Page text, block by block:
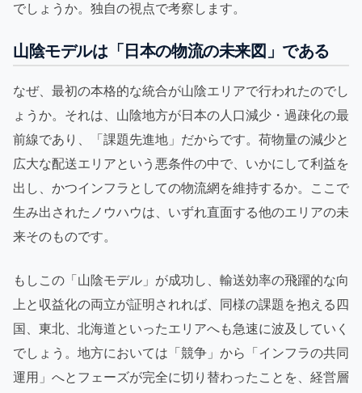
でしょうか。独自の視点で考察します。
山陰モデルは「日本の物流の未来図」である
なぜ、最初の本格的な統合が山陰エリアで行われたのでし
ょうか。それは、山陰地方が日本の人口減少・過疎化の最
前線であり、「課題先進地」だからです。荷物量の減少と
広大な配送エリアという悪条件の中で、いかにして利益を
出し、かつインフラとしての物流網を維持するか。ここで
生み出されたノウハウは、いずれ直面する他のエリアの未
来そのものです。
もしこの「山陰モデル」が成功し、輸送効率の飛躍的な向
上と収益化の両立が証明されれば、同様の課題を抱える四
国、東北、北海道といったエリアへも急速に波及していく
でしょう。地方においては「競争」から「インフラの共同
運用」へとフェーズが完全に切り替わったことを、経営層